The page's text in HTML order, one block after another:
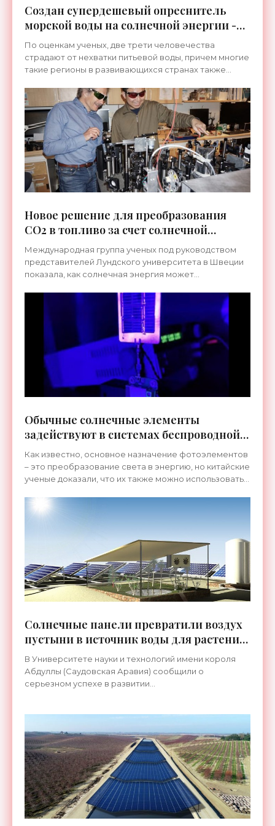
Создан супердешевый опреснитель
морской воды на солнечной энергии -
«Технологии»
По оценкам ученых, две трети человечества
страдают от нехватки питьевой воды, причем многие
такие регионы в развивающихся странах также
электрических
Новое решение для преобразования
CO2 в топливо за счет солнечной
энергии - «Технологии»
Международная группа ученых под руководством
представителей Лундского университета в Швеции
показала, как солнечная энергия может
использованием передовых
Обычные солнечные элементы
задействуют в системах беспроводной
оптической связи под водой -
«Технологии»
Как известно, основное назначение фотоэлементов
– это преобразование света в энергию, но китайские
ученые доказали, что их также можно использовать
Солнечные панели превратили воздух
пустыни в источник воды для растений
- «Технологии»
В Университете науки и технологий имени короля
Абдуллы (Саудовская Аравия) сообщили о
серьезном успехе в развитии